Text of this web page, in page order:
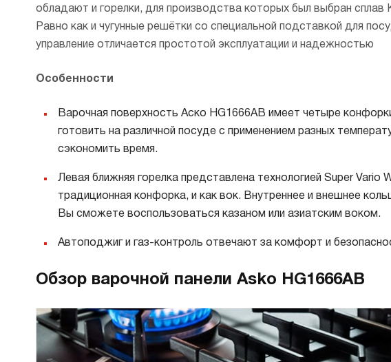
обладают и горелки, для производства которых был выбран сплав
Равно как и чугунные решётки со специальной подставкой для
управление отличается простотой эксплуатации и надежностью
Особенности
Варочная поверхность Аско HG1666AB имеет четыре
готовить на различной посуде с применением разных
сэкономить время.
Левая ближняя горелка представлена технологией Super Vario
традиционная конфорка, и как вок. Внутреннее и внешнее
Вы сможете воспользоваться казаном или азиатским воком.
Автоподжиг и газ-контроль отвечают за комфорт и
Обзор варочной панели Asko HG1666AB